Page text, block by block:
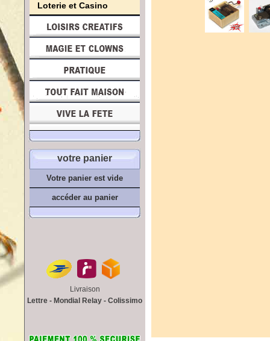
Loterie et Casino
votre panier
Votre panier est vide
accéder au panier
Livraison
Lettre - Mondial Relay - Colissimo